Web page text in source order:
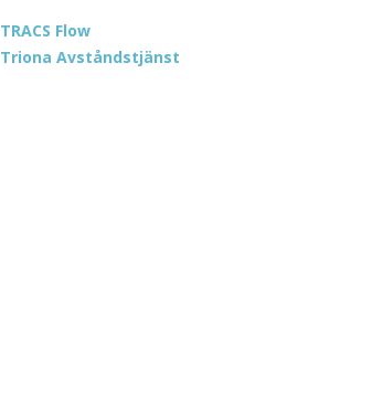
TRACS Flow
Triona Avståndstjänst